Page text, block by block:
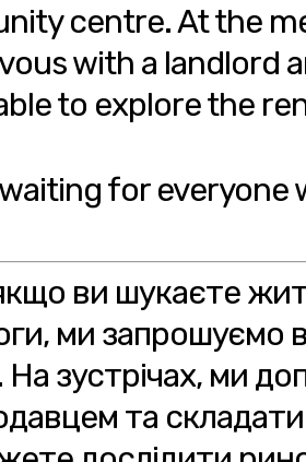
centre. At the
with a landlord
to explore the
waiting for
ви шукаєте
ми запрошуємо
На зустрічах, ми
та